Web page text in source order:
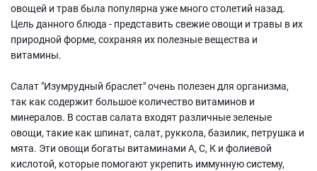
овощей и трав была популярна уже много столетий назад.
Цель данного блюда - представить свежие овощи и травы в их
природной форме, сохраняя их полезные вещества и
витамины.
Салат "Изумрудный браслет" очень полезен для организма,
так как содержит большое количество витаминов и
минералов. В состав салата входят различные зеленые
овощи, такие как шпинат, салат, руккола, базилик, петрушка и
мята. Эти овощи богаты витаминами А, С, К и фолиевой
кислотой, которые помогают укрепить иммунную систему,